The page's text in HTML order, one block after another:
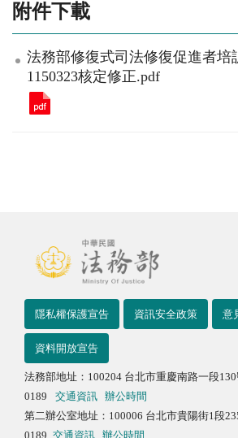
附件下載
法務部修復式司法修復促進者培
1150323核定修正.pdf
隱私權保護宣告 資訊安全政策 意
資料開放宣告
法務部地址：100204 台北市重慶南路一段
0189
交通資訊
辦公時間
第二辦公室地址：100006 台北市貴陽街1段
0189 交通資訊 辦公時間